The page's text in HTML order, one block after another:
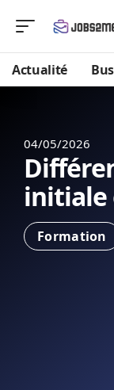
Actualité
04/05/2026
initiale
Formation